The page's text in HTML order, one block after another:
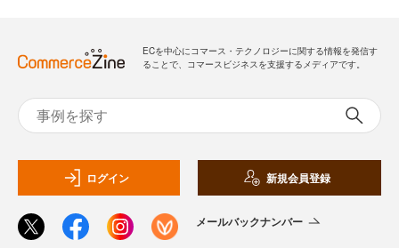
ECを中心にコマース・テクノロジーに関する情報を発信す
ることで、コマースビジネスを支援するメディアです。
ログイン 新規会員登録
メールバックナンバー